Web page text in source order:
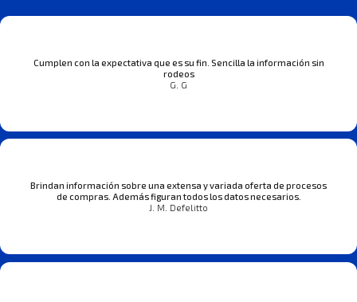
Cumplen con la expectativa que es su fin. Sencilla la información sin
rodeos
G. G
Brindan información sobre una extensa y variada oferta de procesos
de compras. Además figuran todos los datos necesarios.
J. M. Defelitto